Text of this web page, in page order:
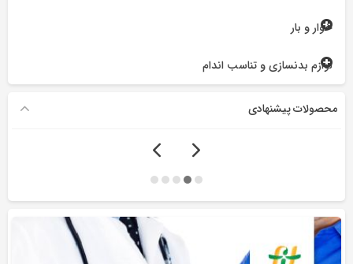
خوار و بار
لوازم بدنسازی و تناسب اندام
محصولات پیشنهادی